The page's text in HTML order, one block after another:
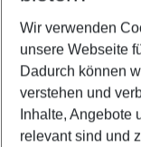
2 Erwachsene
Wir verwenden
unsere Webseite
Dadurch können
verstehen und
Inhalte, Angebote
relevant sind und